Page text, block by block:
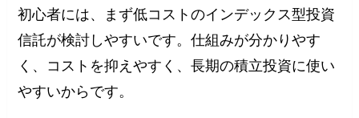
初心者には、まず低コストのインデックス型投資
信託が検討しやすいです。仕組みが分かりやす
く、コストを抑えやすく、長期の積立投資に使い
やすいからです。